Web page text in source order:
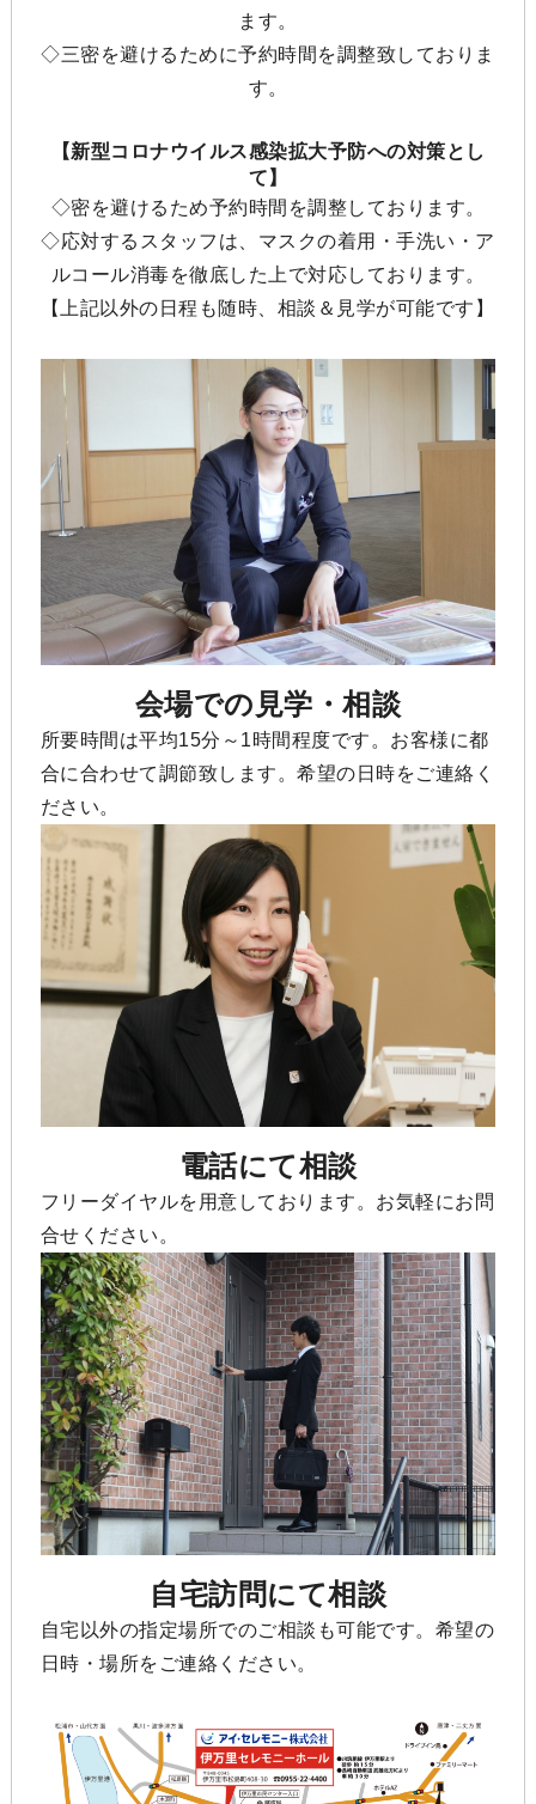
ます。
◇三密を避けるために予約時間を調整致しておりま
す。
【新型コロナウイルス感染拡大予防への対策とし
て】
◇密を避けるため予約時間を調整しております。
◇応対するスタッフは、マスクの着用・手洗い・ア
ルコール消毒を徹底した上で対応しております。
【上記以外の日程も随時、相談＆見学が可能です】
会場での見学・相談
所要時間は平均15分～1時間程度です。お客様に都
合に合わせて調節致します。希望の日時をご連絡く
ださい。
電話にて相談
フリーダイヤルを用意しております。お気軽にお問
合せください。
自宅訪問にて相談
自宅以外の指定場所でのご相談も可能です。希望の
日時・場所をご連絡ください。